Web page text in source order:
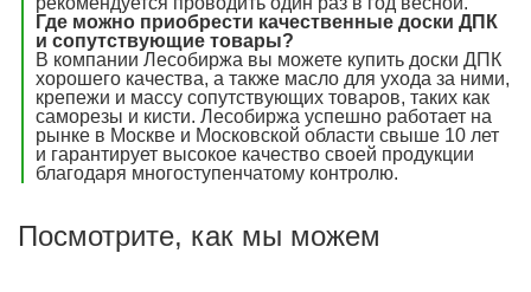
Где можно приобрести качественные доски ДПК
и сопутствующие товары?
В компании Лесобиржа вы можете купить доски ДПК
хорошего качества, а также масло для ухода за ними,
крепежи и массу сопутствующих товаров, таких как
саморезы и кисти. Лесобиржа успешно работает на
рынке в Москве и Московской области свыше 10 лет
и гарантирует высокое качество своей продукции
благодаря многоступенчатому контролю.
Посмотрите, как мы можем